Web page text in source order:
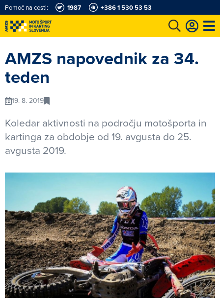
Pomoč na cesti: 1987 +386 1 530 53 53
AMZS napovednik za 34.
teden
19. 8. 2019
Koledar aktivnosti na področju motošporta in
kartinga za obdobje od 19. avgusta do 25.
avgusta 2019.